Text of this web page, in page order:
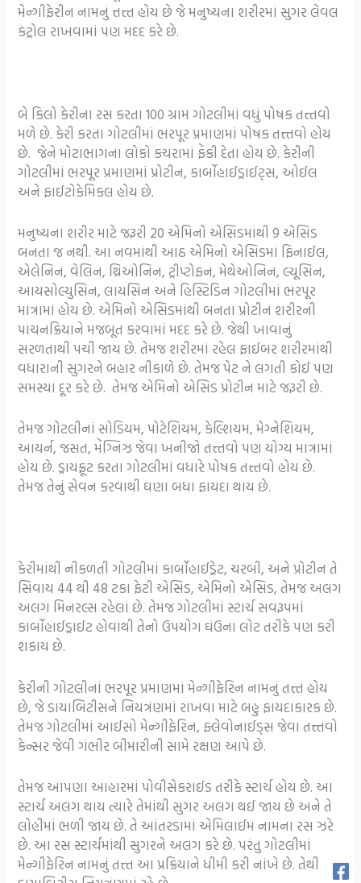
મેન્ગીફેરીન નામનું ત્તત્ત્ત હોય છે જે મનુષ્યના શરીરમાં સુગર લેવલ
કંટ્રોલ રાખવામાં પણ મદદ કરે છે.
બે કિલો કેરીના રસ કરતા 100 ગ્રામ ગોટલીમાં વધું પોષક તત્ત્તવો
મળે છે. કેરી કરતા ગોટલીમાં ભરપૂર પ્રમાણમાં પોષક તત્ત્તવો હોય
છે. જેને મોટાભાગના લોકો કચરામાં ફેંકી દેતા હોય છે. કેરીની
ગોટલીમાં ભરપૂર પ્રમાણમાં પ્રોટીન, કાર્બોહાઈડ્રાઈટ્સ, ઓઈલ
અને ફાઈટોકેમિકલ હોય છે.
મનુષ્યના શરીર માટે જરૂરી 20 એમિનો એસિડમાંથી 9 એસિડ
બનતા જ નથી. આ નવમાંથી આઠ એમિનો એસિડમાં ફિનાઈલ,
એલેનિન, વેલિન, થ્રિઓનિન, ટ્રીપ્ટોફન, મેથેઓનિન, લ્યૂસિન,
આયસોલ્યુસિન, લાયસિન અને હિસ્ટિડિન ગોટલીમાં ભરપૂર
માત્રામાં હોય છે. એમિનો એસિડમાંથી બનતા પ્રોટીન શરીરની
પાચનક્રિયાને મજબૂત કરવામાં મદદ કરે છે. જેથી ખાવાનું
સરળતાથી પચી જાય છે. તેમજ શરીરમાં રહેલ ફાઈબર શરીરમાંથી
વધારાની સુગરને બહાર નીકાળે છે. તેમજ પેટ ને લગતી કોઈ પણ
સમસ્યા દૂર કરે છે. તેમજ એમિનો એસિડ પ્રોટીન માટે જરૂરી છે.
તેમજ ગોટલીનાં સોડિયમ, પોટેશિયમ, કેલ્શિયમ, મેગ્નેશિયમ,
આયર્ન, જસત, મેંગ્નિઝ જેવા ખનીજો તત્ત્તવો પણ યોગ્ય માત્રામાં
હોય છે. ડ્રાયફ્રૂટ કરતા ગોટલીમાં વધારે પોષક તત્ત્તવો હોય છે.
તેમજ તેનું સેવન કરવાથી ઘણા બધા ફાયદા થાય છે.
કેરીમાંથી નીકળતી ગોટલીમાં કાર્બોહાઈડ્રેટ, ચરબી, અને પ્રોટીન તે
સિવાય 44 થી 48 ટકા ફેટી એસિડ, એમિનો એસિડ, તેમજ અલગ
અલગ મિનરલ્સ રહેલાં છે. તેમજ ગોટલીમાં સ્ટાર્ચ સવરૂપમાં
કાર્બોહાઈડ્રાઈટ હોવાથી તેનો ઉપયોગ ઘંઉના લોટ તરીકે પણ કરી
શકાય છે.
કેરીની ગોટલીનાં ભરપૂર પ્રમાણમાં મેન્ગીફેરિન નામનું તત્ત્ત હોય
છે, જે ડાયાબિટીસને નિયત્રંણમાં રાખવા માટે બહુ ફાયદાકારક છે.
તેમજ ગોટલીમાં આઈસો મેન્ગીફેરિન, ફ્લેવોનાઈડ્સ જેવા તત્ત્તવો
કેન્સર જેવી ગંભીર બીમારીની સામે રક્ષણ આપે છે.
તેમજ આપણા આહારમાં પોવીસેકરાઈડ તરીકે સ્ટાર્ચ હોય છે. આ
સ્ટાર્ચ અલગ થાય ત્યારે તેમાંથી સુગર અલગ થઈ જાય છે અને તે
લોહીમાં ભળી જાય છે. તે આંતરડામાં એમિલાઈમ નામના રસ ઝરે
છે. આ રસ સ્ટાર્ચમાંથી સુગરને અલગ કરે છે. પરંતુ ગોટલીમાં
મેન્ગીફેરિન નામનું તત્ત્ત આ પ્રક્રિયાને ધીમી કરી નાંખે છે. તેથી